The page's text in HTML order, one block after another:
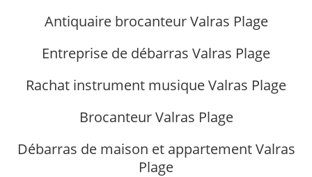
Antiquaire brocanteur Valras Plage
Entreprise de débarras Valras Plage
Rachat instrument musique Valras Plage
Brocanteur Valras Plage
Débarras de maison et appartement Valras
Plage